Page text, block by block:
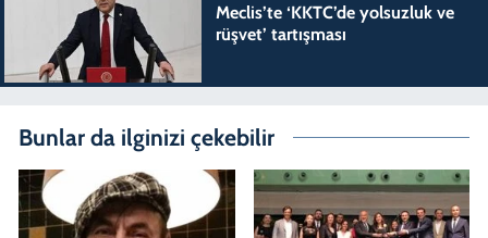
Meclis’te ‘KKTC’de yolsuzluk ve
rüşvet’ tartışması
Bunlar da ilginizi çekebilir